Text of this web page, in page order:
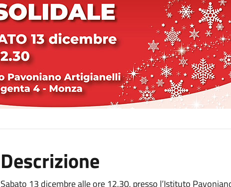
Descrizione
Sabato 13 dicembre alle ore 12.30, presso l’Istituto